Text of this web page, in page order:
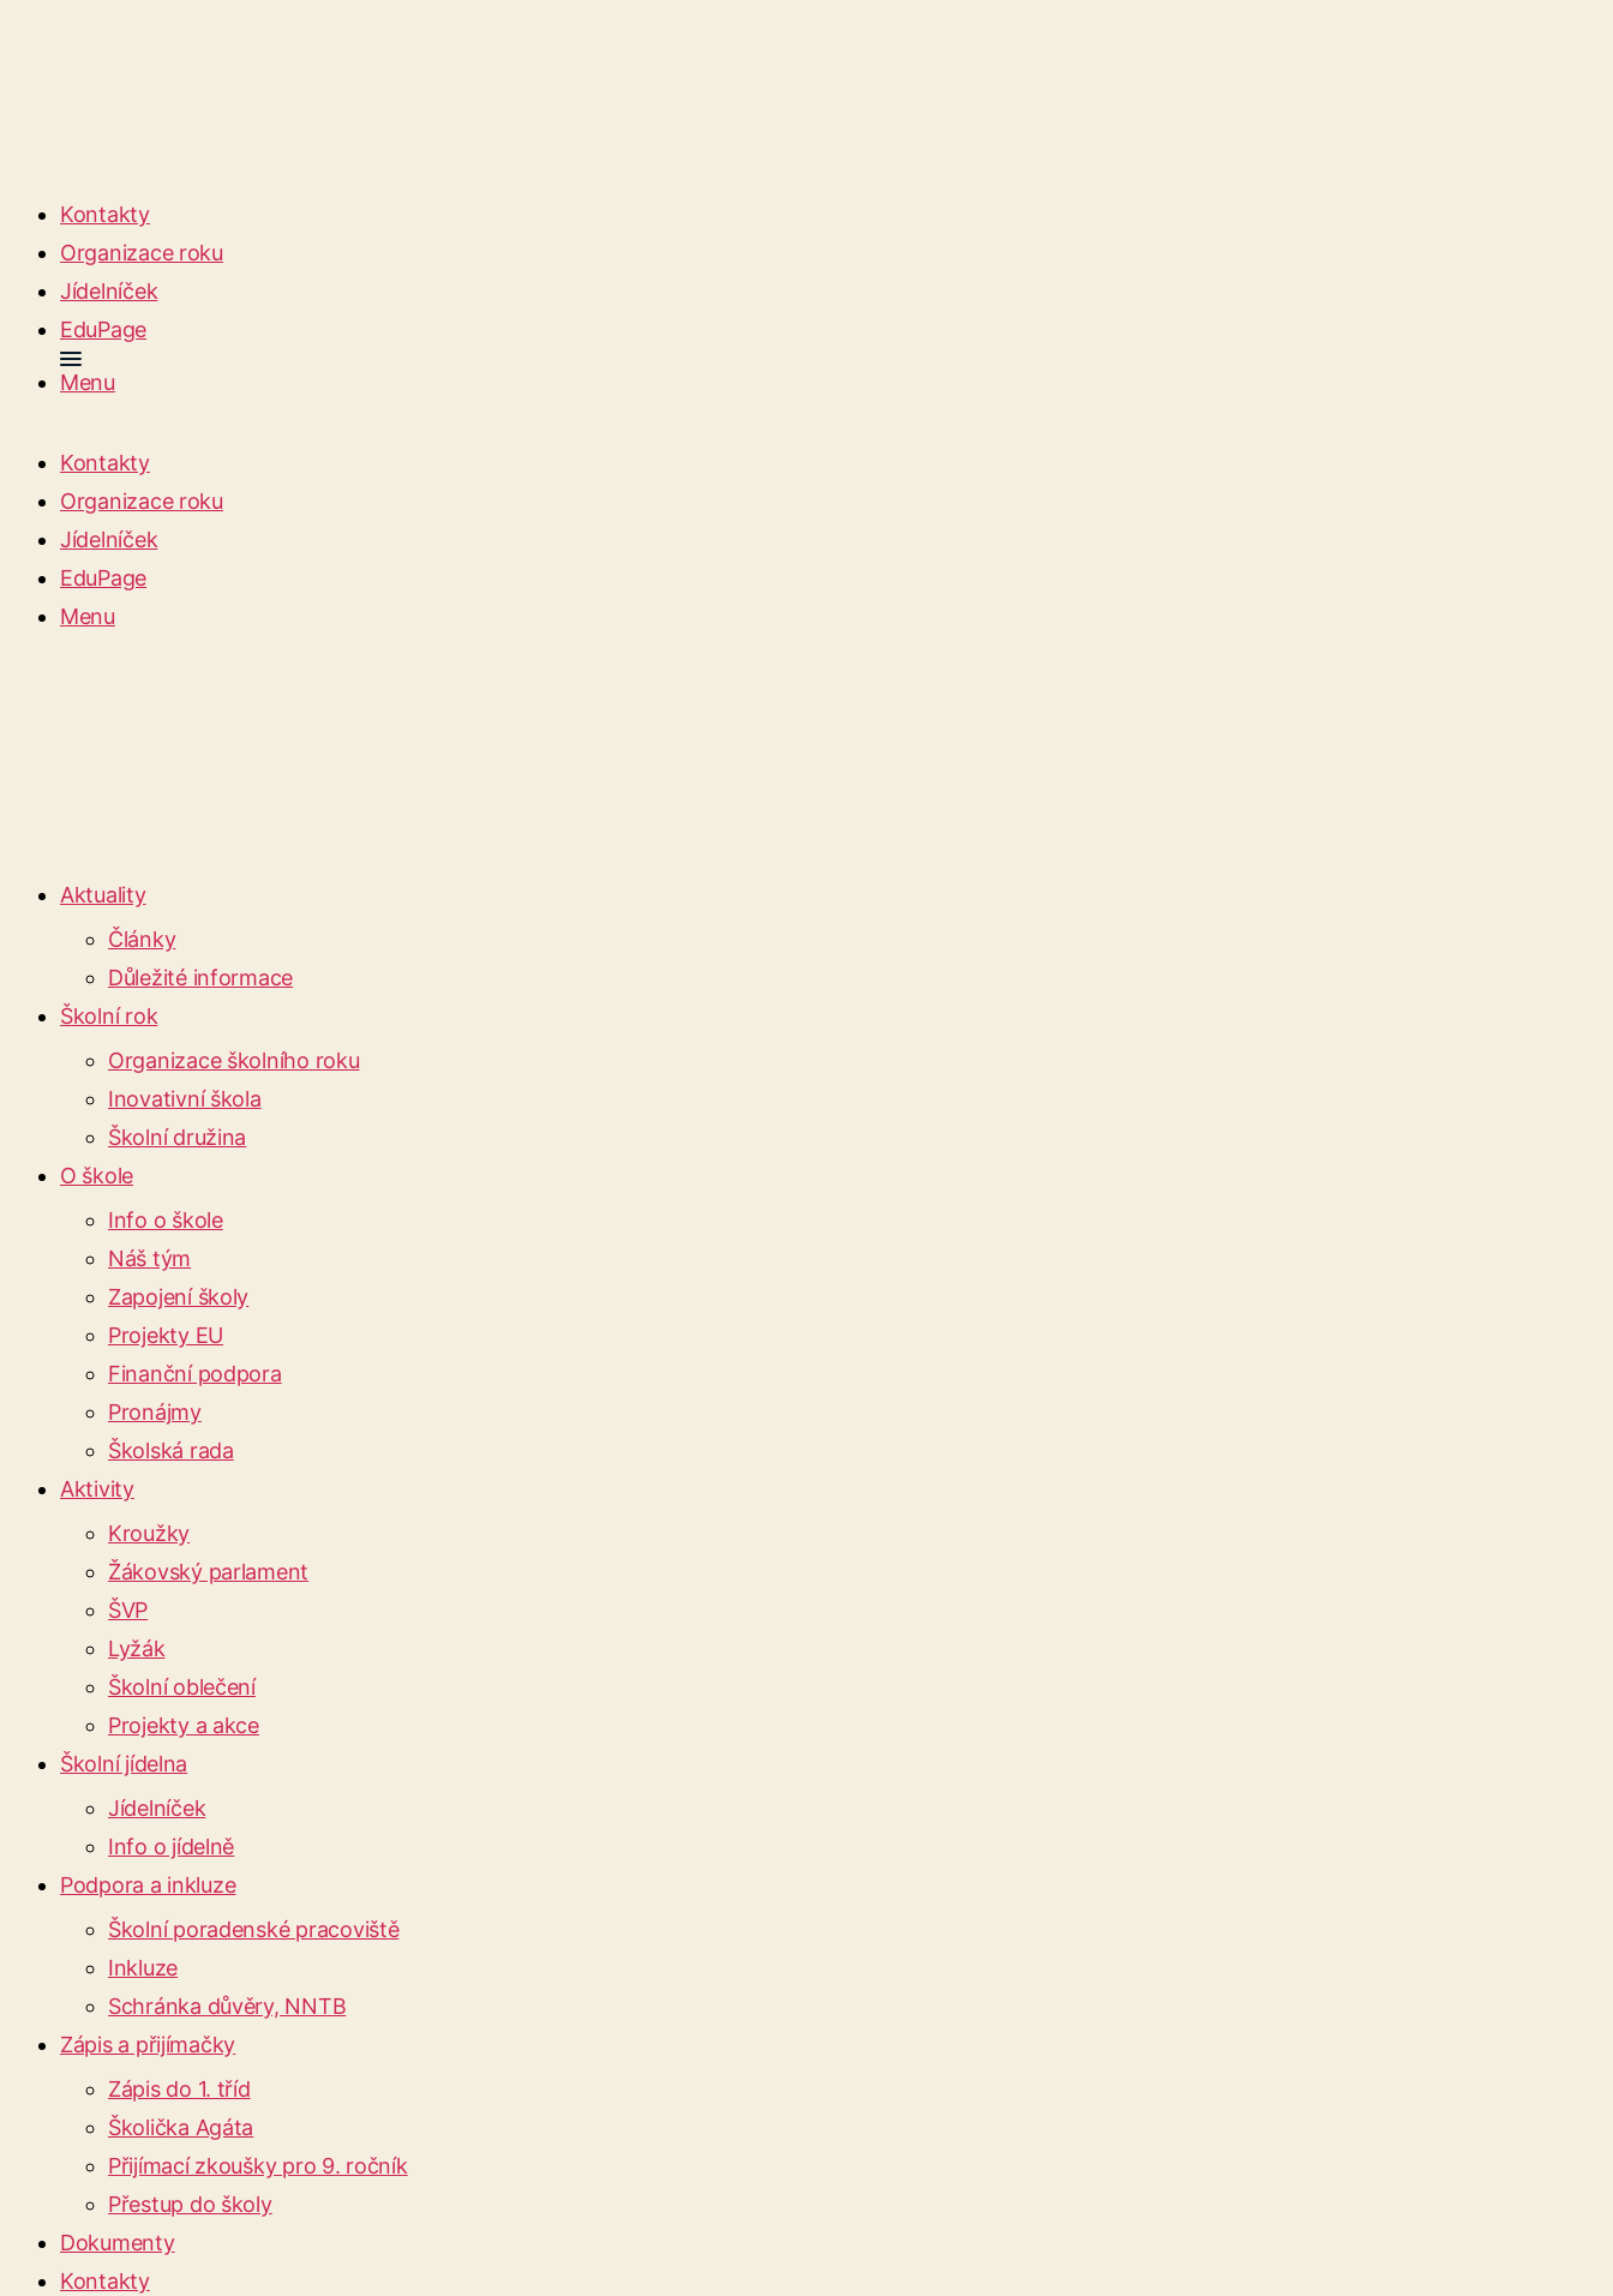
Kontakty
Organizace roku
Jídelníček
EduPage
Menu
Kontakty
Organizace roku
Jídelníček
EduPage
Menu
Aktuality
Články
Důležité informace
Školní rok
Organizace školního roku
Inovativní škola
Školní družina
O škole
Info o škole
Náš tým
Zapojení školy
Projekty EU
Finanční podpora
Pronájmy
Školská rada
Aktivity
Kroužky
Žákovský parlament
ŠVP
Lyžák
Školní oblečení
Projekty a akce
Školní jídelna
Jídelníček
Info o jídelně
Podpora a inkluze
Školní poradenské pracoviště
Inkluze
Schránka důvěry, NNTB
Zápis a přijímačky
Zápis do 1. tříd
Školička Agáta
Přijímací zkoušky pro 9. ročník
Přestup do školy
Dokumenty
Kontakty